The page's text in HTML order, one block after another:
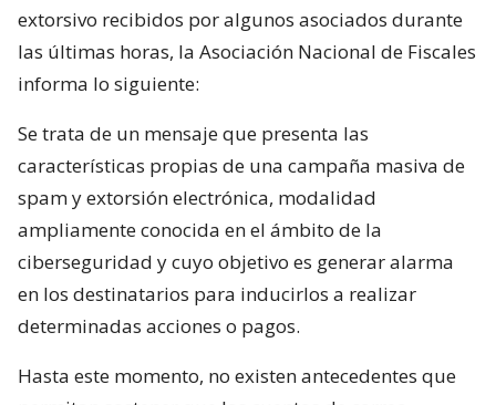
extorsivo recibidos por algunos asociados durante
las últimas horas, la Asociación Nacional de Fiscales
informa lo siguiente:
Se trata de un mensaje que presenta las
características propias de una campaña masiva de
spam y extorsión electrónica, modalidad
ampliamente conocida en el ámbito de la
ciberseguridad y cuyo objetivo es generar alarma
en los destinatarios para inducirlos a realizar
determinadas acciones o pagos.
Hasta este momento, no existen antecedentes que